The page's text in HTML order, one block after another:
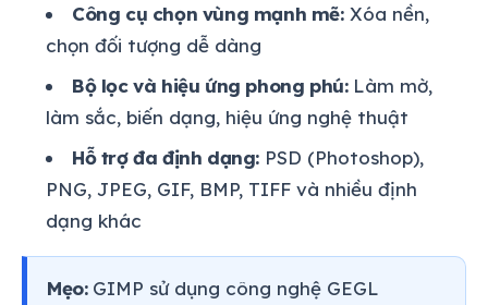
Công cụ chọn vùng mạnh mẽ:Xóa nền,
chọn đối tượng dễ dàng
Bộ lọc và hiệu ứng phong phú:Làm mờ,
làm sắc, biến dạng, hiệu ứng nghệ thuật
Hỗ trợ đa định dạng: PSD (Photoshop),
PNG, JPEG, GIF, BMP, TIFF và nhiều định
dạng khác
Mẹo:GIMP sử dụng công nghệ GEGL